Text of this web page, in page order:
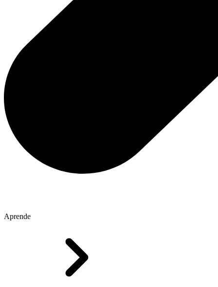
Aprende